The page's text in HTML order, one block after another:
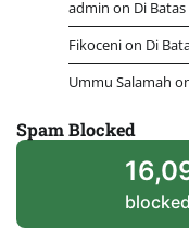
admin on Di
Fikocenion Di
Ummu Salamah
Spam Blocked